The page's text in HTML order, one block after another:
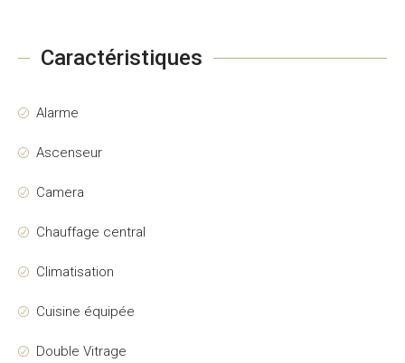
Caractéristiques
Alarme
Ascenseur
Camera
Chauffage central
Climatisation
Cuisine équipée
Double Vitrage